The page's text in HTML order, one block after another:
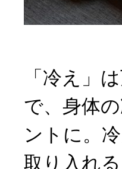
「冷え」
で、身体
ントに。
取り入れ